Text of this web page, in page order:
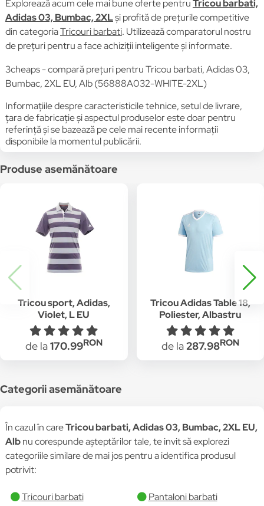
Explorează acum cele mai bune oferte pentruTricou barbati,
Adidas 03, Bumbac, 2XLși profită de prețurile competitive
din categoriaTricouri barbati. Utilizează comparatorul nostru
de prețuri pentru a face achiziții inteligente și informate.
3cheaps - compară prețuri pentru Tricou barbati, Adidas 03,
Bumbac, 2XL EU, Alb (56888A032-WHITE-2XL)
Informațiile despre caracteristicile tehnice, setul de livrare,
țara de fabricație și aspectul produselor este doar pentru
referință și se bazează pe cele mai recente informații
disponibile la momentul publicării.
Produse asemănătoare
Tricou sport, Adidas,
Violet, L EU
de la170.99RON
Tricou Adidas Table 18,
Poliester, Albastru
deschis, S
de la287.98RON
Categorii asemănătoare
În cazul în careTricou barbati, Adidas 03, Bumbac, 2XL EU,
Albnu corespunde așteptărilor tale, te invit să explorezi
categoriile similare de mai jos pentru a identifica produsul
potrivit:
Tricouri barbati
Pantaloni barbati